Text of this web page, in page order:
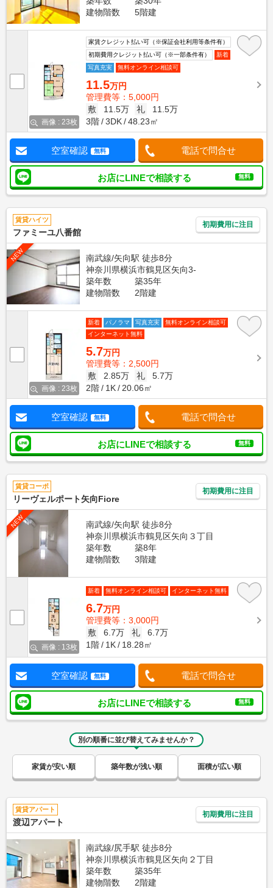
建物階数
5階建
画像 : 23枚
家賃クレジット払い可（※保証会社利用等条件有）
初期費用クレジット払い可（※一部条件有）
新着
写真充実
無料オンライン相談可
11.5万円
管理費等：5,000円
敷
11.5万 礼
11.5万
3階
3DK 48.23㎡
空室確認 無料 電話で問合せ
お店にLINEで相談する 無料
賃貸ハイツ
ファミーユ八番館
初期費用に注目
NEW
南武線/矢向駅 徒歩8分
神奈川県横浜市鶴見区矢向3-
築年数
築35年
建物階数
2階建
画像 : 23枚
新着 パノラマ 写真充実
無料オンライン相談可
インターネット無料
5.7万円
管理費等：2,500円
敷
2.85万 礼
5.7万
2階
1K 20.06㎡
空室確認 無料 電話で問合せ
お店にLINEで相談する 無料
賃貸コーポ
リーヴェルポート矢向Fiore
初期費用に注目
NEW
南武線/矢向駅 徒歩8分
神奈川県横浜市鶴見区矢向３丁目
築年数
築8年
建物階数
3階建
画像 : 13枚
新着 無料オンライン相談可 インターネット無料
6.7万円
管理費等：3,000円
敷
6.7万 礼
6.7万
1階
1K 18.28㎡
空室確認 無料 電話で問合せ
お店にLINEで相談する 無料
別の順番に並び替えてみませんか？
家賃が安い順 築年数が浅い順 面積が広い順
賃貸アパート
渡辺アパート
初期費用に注目
南武線/尻手駅 徒歩8分
神奈川県横浜市鶴見区矢向２丁目
築年数
築35年
建物階数
2階建